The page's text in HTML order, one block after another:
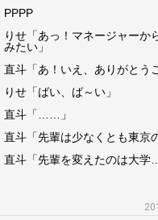
PPPP
りせ「あっ！マネージャー
みたい」
直斗「あ！いえ、ありがとう
りせ「ばい、ば～い」
直斗「……」
直斗「先輩は少なくとも東京
直斗「先輩を変えたのは大学